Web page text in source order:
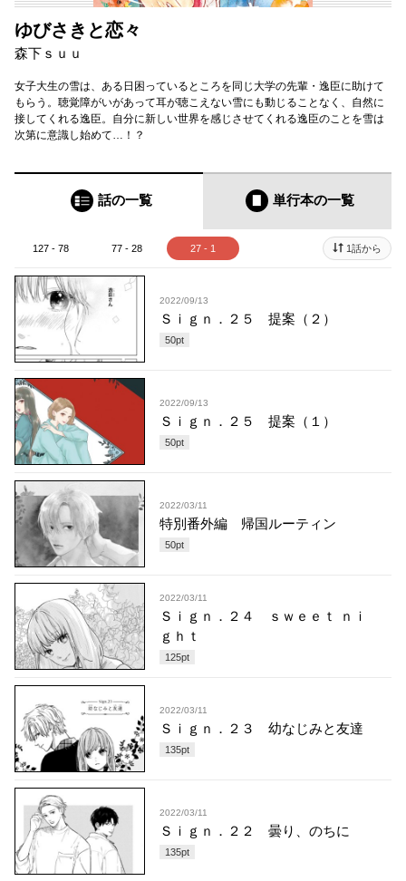
ゆびさきと恋々
森下ｓｕｕ
女子大生の雪は、ある日困っているところを同じ大学の先輩・逸臣に助けて
もらう。聴覚障がいがあって耳が聴こえない雪にも動じることなく、自然に
接してくれる逸臣。自分に新しい世界を感じさせてくれる逸臣のことを雪は
次第に意識し始めて…！？
話の一覧 単行本の一覧
127 - 78 77 - 28 27 - 1 1話から
2022/09/13
Ｓｉｇｎ．２５ 提案（２）
50pt
2022/09/13
Ｓｉｇｎ．２５ 提案（１）
50pt
2022/03/11
特別番外編 帰国ルーティン
50pt
2022/03/11
Ｓｉｇｎ．２４ ｓｗｅｅｔ ｎｉ
ｇｈｔ
125pt
2022/03/11
Ｓｉｇｎ．２３ 幼なじみと友達
135pt
2022/03/11
Ｓｉｇｎ．２２ 曇り、のちに
135pt